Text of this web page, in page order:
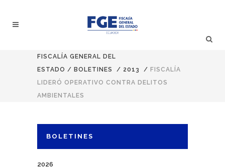
FISCALÍA GENERAL DEL
ESTADO / BOLETINES / 2013 / FISCALÍA
LIDERÓ OPERATIVO CONTRA DELITOS
AMBIENTALES
BOLETINES
2026